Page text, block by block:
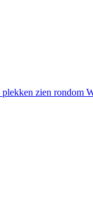
zien rondom